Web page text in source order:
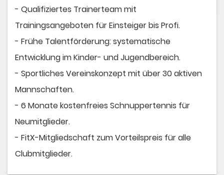
- Qualifiziertes Trainerteam mit
Trainingsangeboten für Einsteiger bis Profi.
- Frühe Talentförderung: systematische
Entwicklung im Kinder- und Jugendbereich.
- Sportliches Vereinskonzept mit über 30 aktiven
Mannschaften.
- 6 Monate kostenfreies Schnuppertennis für
Neumitglieder.
- FitX-Mitgliedschaft zum Vorteilspreis für alle
Clubmitglieder.